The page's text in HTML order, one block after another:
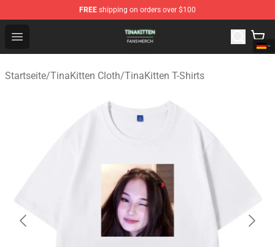
FREE shipping on orders over $100
Open menu
TinaKitten Shop - Official TinaKitten Merchandise Store
Startseite/TinaKitten Cloth/TinaKitten T-Shirts